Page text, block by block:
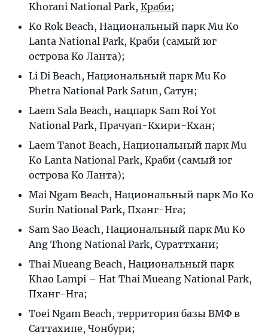
Khorani National Park, Краби;
Ko Rok Beach, Национальный парк Mu Ko
Lanta National Park, Краби (самый юг
острова Ко Ланта);
Li Di Beach, Национальный парк Mu Ko
Phetra National Park Satun, Сатун;
Laem Sala Beach, нацпарк Sam Roi Yot
National Park, Прачуап-Кхири-Кхан;
Laem Tanot Beach, Национальный парк Mu
Ko Lanta National Park, Краби (самый юг
острова Ко Ланта);
Mai Ngam Beach, Национальный парк Mo Ko
Surin National Park, Пханг-Нга;
Sam Sao Beach, Национальный парк Mu Ko
Ang Thong National Park, Сураттхани;
Thai Mueang Beach, Национальный парк
Khao Lampi – Hat Thai Mueang National Park,
Пханг-Нга;
Toei Ngam Beach, территория базы ВМФ в
Саттахипе, Чонбури;